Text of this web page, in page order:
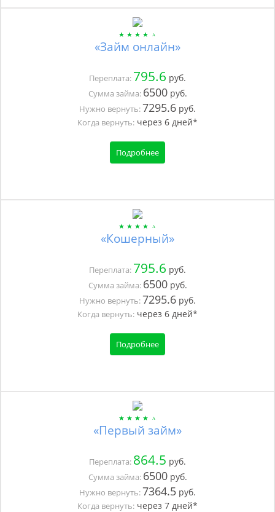
«Займ онлайн»
Переплата: 795.6 руб.
Сумма займа: 6500руб.
Нужно вернуть:7295.6 руб.
Когда вернуть: через 6 дней*
Подробнее
«Кошерный»
Переплата: 795.6 руб.
Сумма займа: 6500руб.
Нужно вернуть:7295.6 руб.
Когда вернуть: через 6 дней*
Подробнее
«Первый займ»
Переплата: 864.5 руб.
Сумма займа: 6500руб.
Нужно вернуть:7364.5 руб.
Когда вернуть: через 7 дней*